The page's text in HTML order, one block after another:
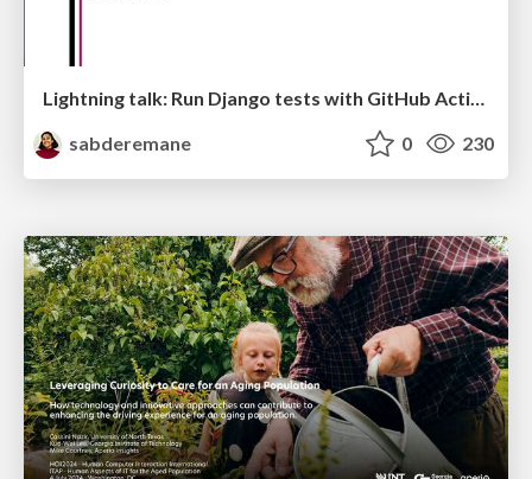
Lightning talk: Run Django tests with GitHub Actions
sabderemane
0 230